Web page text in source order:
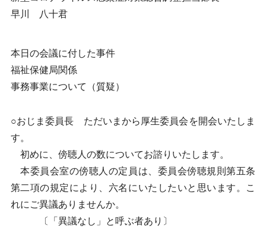
早川 八十君
本日の会議に付した事件
福祉保健局関係
事務事業について（質疑）
○おじま委員長 ただいまから厚生委員会を開会いたしま
す。
初めに、傍聴人の数についてお諮りいたします。
本委員会室の傍聴人の定員は、委員会傍聴規則第五条
第二項の規定により、六名にいたしたいと思います。こ
れにご異議ありませんか。
〔「異議なし」と呼ぶ者あり〕